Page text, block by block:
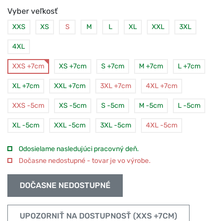
Vyber veľkosť
XXS XS S M L XL XXL 3XL
4XL
XXS +7cm XS +7cm S +7cm M +7cm L +7cm
XL +7cm XXL +7cm 3XL +7cm 4XL +7cm
XXS -5cm XS -5cm S -5cm M -5cm L -5cm
XL -5cm XXL -5cm 3XL -5cm 4XL -5cm
Odosielame nasledujúci pracovný deň.
Dočasne nedostupné - tovar je vo výrobe.
DOČASNE NEDOSTUPNÉ
UPOZORNIŤ NA DOSTUPNOSŤ (XXS +7CM)